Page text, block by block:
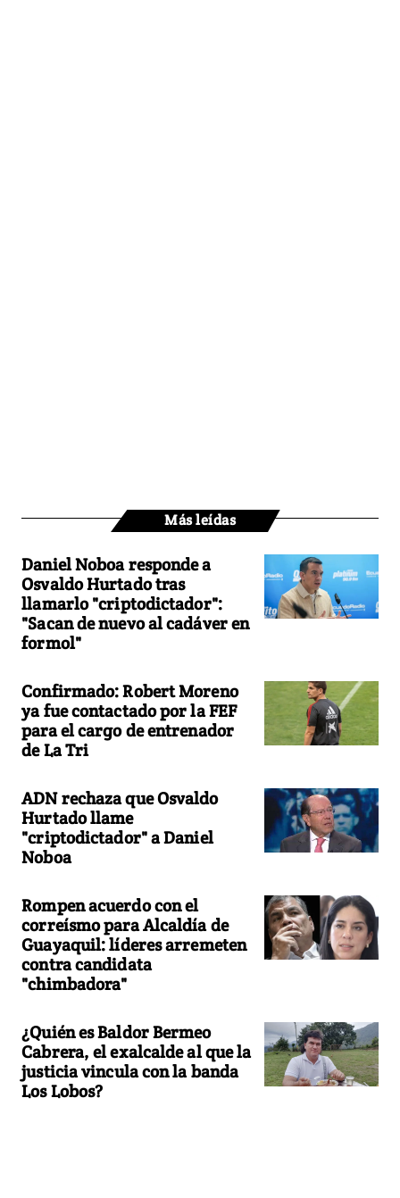
Más leídas
Daniel Noboa responde a
Osvaldo Hurtado tras
llamarlo "criptodictador":
"Sacan de nuevo al cadáver en
formol"
Confirmado: Robert Moreno
ya fue contactado por la FEF
para el cargo de entrenador
de La Tri
ADN rechaza que Osvaldo
Hurtado llame
"criptodictador" a Daniel
Noboa
Rompen acuerdo con el
correísmo para Alcaldía de
Guayaquil: líderes arremeten
contra candidata
"chimbadora"
¿Quién es Baldor Bermeo
Cabrera, el exalcalde al que la
justicia vincula con la banda
Los Lobos?